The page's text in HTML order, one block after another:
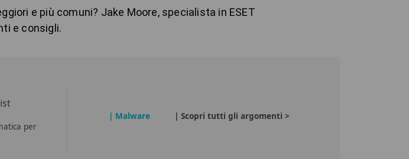
e più comuni? Jake Moore, specialista in ESET
e consigli.
per
| Malware | Scopri tutti gli argomenti >